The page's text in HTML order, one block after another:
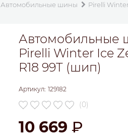
Автомобильные шины Pirelli Winter
Автомобильные
Pirelli Winter Ice
R18 99T (шип)
Артикул: 129182
(0)
10 669